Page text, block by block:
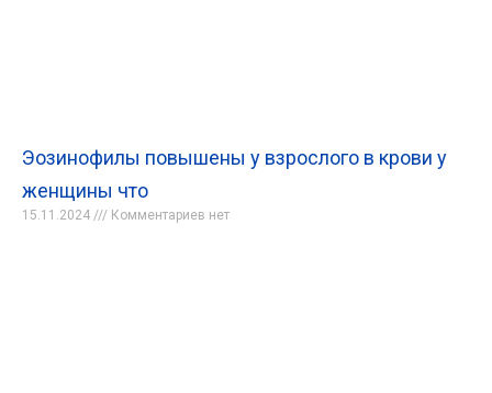
Эозинофилы повышены у взрослого в крови у
женщины что
15.11.2024 Комментариев нет